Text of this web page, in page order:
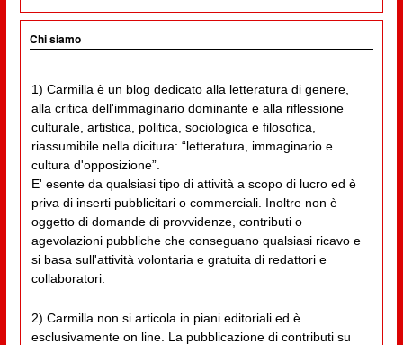
Chi siamo
1) Carmilla è un blog dedicato alla letteratura di genere,
alla critica dell'immaginario dominante e alla riflessione
culturale, artistica, politica, sociologica e filosofica,
riassumibile nella dicitura: “letteratura, immaginario e
cultura d'opposizione”.
E' esente da qualsiasi tipo di attività a scopo di lucro ed è
priva di inserti pubblicitari o commerciali. Inoltre non è
oggetto di domande di provvidenze, contributi o
agevolazioni pubbliche che conseguano qualsiasi ricavo e
si basa sull'attività volontaria e gratuita di redattori e
collaboratori.
2) Carmilla non si articola in piani editoriali ed è
esclusivamente on line. La pubblicazione di contributi su